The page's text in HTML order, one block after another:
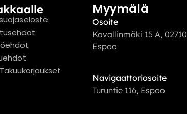
Myymälä
Osoite
Kavallinmäki 15 A, 02710
Espoo
Navigaattoriosoite
Turuntie 116, Espoo